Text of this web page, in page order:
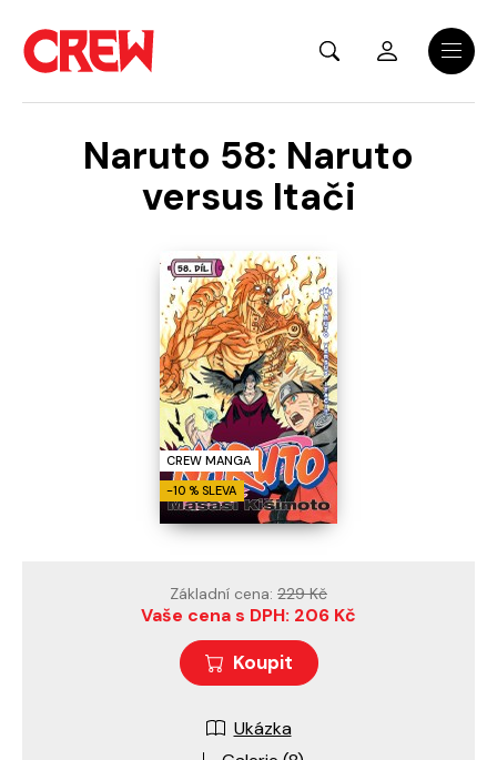
Menu
Naruto 58: Naruto
versus Itači
CREW MANGA
-10 % SLEVA
Základní cena: 229 Kč
Vaše cena s DPH: 206 Kč
Koupit
Ukázka